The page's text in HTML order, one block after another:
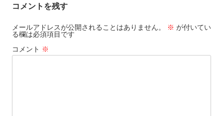
ー
シ
ョ
ン
コメントを残す
メールアドレスが公開されることはありません。 ※ が付いてい
る欄は必須項目です
コメント ※